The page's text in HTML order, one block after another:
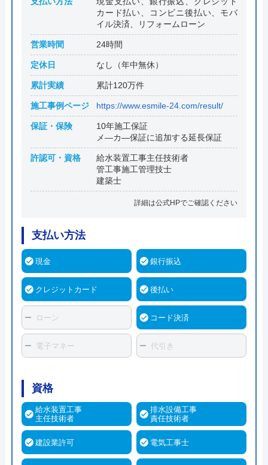
カード払い、コンビニ後払い、モバ
イル決済、リフォームローン
営業時間 24時間
定休日 なし（年中無休）
累計実績 累計120万件
施工事例ページ https://www.esmile-24.com/result/
保証・保険
10年施工保証
メ―カ―保証に追加する延長保証
許認可・資格
給水装置工事主任技術者
管工事施工管理技士
建築士
詳細は公式HPでご確認ください
支払い方法
現金 銀行振込
クレジットカード 後払い
ローン コード決済
電子マネー 代引き
資格
給水装置工事
主任技術者
排水設備工事
責任技術者
建設業許可 電気工事士